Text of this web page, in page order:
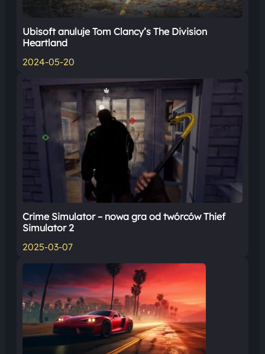
Ubisoft anuluje Tom Clancy’s The Division
Heartland
2024-05-20
Crime Simulator – nowa gra od twórców Thief
Simulator 2
2025-03-07